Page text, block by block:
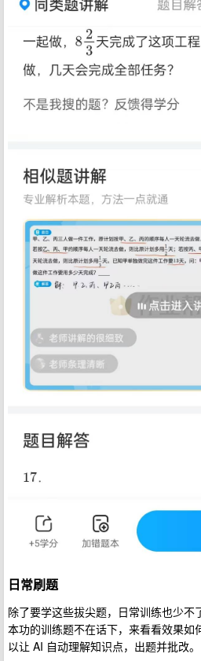
日常刷题
除了要学这些拔尖题，日常训练也少
本功的训练题不在话下，来看看效果如
以让 AI 自动理解知识点，出题并批改。